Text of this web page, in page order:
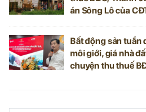
án Sông Lô của
Bất động sản tuần
môi giới, giá nhà
chuyện thu thuế